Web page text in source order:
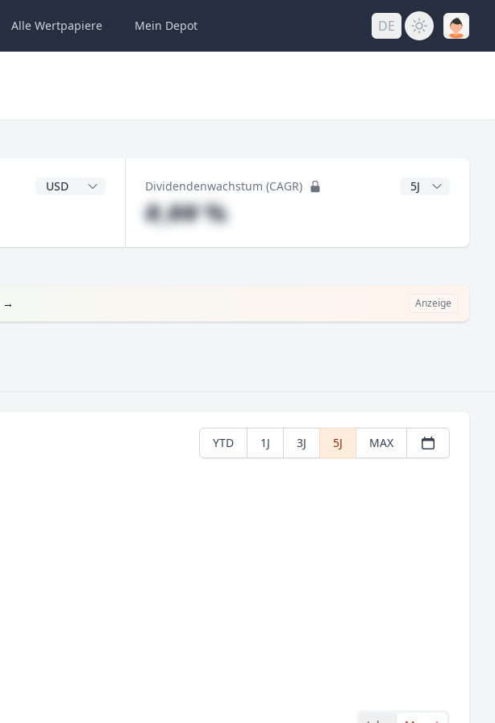
Alle Wertpapiere Mein Depot DE
DividendenwährungDividendenwachstum (CAGR) CAGR Jahre
#,## %
→ Anzeige
YTD 1J 3J 5J MAX